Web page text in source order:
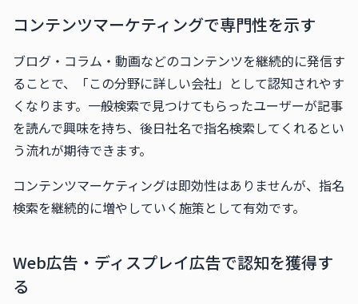
コンテンツマーケティングで専門性を示す
ブログ・コラム・動画などのコンテンツを継続的に発信す
ることで、「この分野に詳しい会社」として認知されやす
くなります。一般検索で見つけてもらったユーザーが記事
を読んで興味を持ち、後日社名で指名検索してくれるとい
う流れが期待できます。
コンテンツマーケティングは即効性はありませんが、指名
検索を継続的に増やしていく施策として有効です。
Web広告・ディスプレイ広告で認知を獲得す
る